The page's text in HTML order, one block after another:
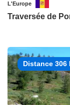
L'Europe
Traversée de
Distance 306